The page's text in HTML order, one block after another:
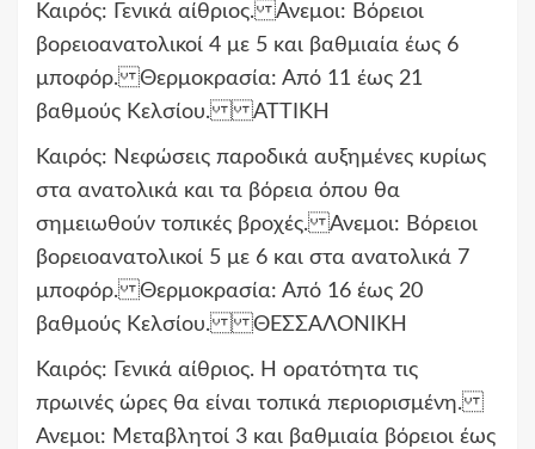
Καιρός: Γενικά αίθριος. Ανεμοι: Βόρειοι
βορειοανατολικοί 4 με 5 και βαθμιαία έως 6
μποφόρ. Θερμοκρασία: Από 11 έως 21
βαθμούς Κελσίου. ΑΤΤΙΚΗ
Καιρός: Νεφώσεις παροδικά αυξημένες κυρίως
στα ανατολικά και τα βόρεια όπου θα
σημειωθούν τοπικές βροχές. Ανεμοι: Βόρειοι
βορειοανατολικοί 5 με 6 και στα ανατολικά 7
μποφόρ. Θερμοκρασία: Από 16 έως 20
βαθμούς Κελσίου. ΘΕΣΣΑΛΟΝΙΚΗ
Καιρός: Γενικά αίθριος. Η ορατότητα τις
πρωινές ώρες θα είναι τοπικά περιορισμένη.
Ανεμοι: Μεταβλητοί 3 και βαθμιαία βόρειοι έως